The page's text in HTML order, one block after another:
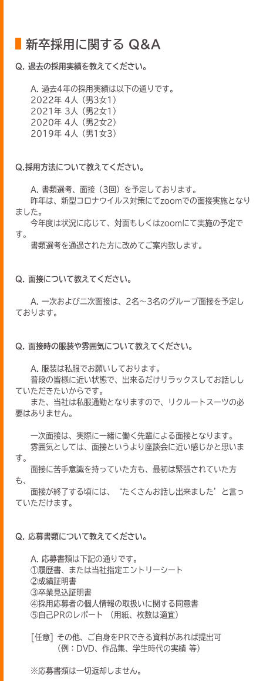
新卒採用に関する Q&A
Q. 過去の採用実績を教えてください。
A. 過去4年の採用実績は以下の通りです。
2022年 4人（男3女1）
2021年 3人（男2女1）
2020年 4人（男2女2）
2019年 4人（男1女3）
Q.採用方法について教えてください。
A. 書類選考、面接（3回）を予定しております。
昨年は、新型コロナウイルス対策にてzoomでの面接実施となり
ました。
今年度は状況に応じて、対面もしくはzoomにて実施の予定で
す。
書類選考を通過された方に改めてご案内致します。
Q. 面接について教えてください。
A. 一次および二次面接は、2名～3名のグループ面接を予定し
ております。
Q. 面接時の服装や雰囲気について教えてください。
A. 服装は私服でお願いしております。
普段の皆様に近い状態で、出来るだけリラックスしてお話しし
ていただきたいからです。
また、当社は私服通勤となりますので、リクルートスーツの必
要はありません。
一次面接は、実際に一緒に働く先輩による面接となります。
雰囲気としては、面接というより座談会に近い感じかと思いま
す。
面接に苦手意識を持っていた方も、最初は緊張されていた方
も、
面接が終了する頃には、‘たくさんお話し出来ました’と言っ
ていただけます。
Q. 応募書類について教えてください。
A. 応募書類は下記の通りです。
①履歴書、または当社指定エントリーシート
②成績証明書
③卒業見込証明書
④採用応募者の個人情報の取扱いに関する同意書
⑤自己PRのレポート （用紙、枚数は適宜）
[任意] その他、ご自身をPRできる資料があれば提出可
（例：DVD、作品集、学生時代の実績 等）
※応募書類は一切返却しません。